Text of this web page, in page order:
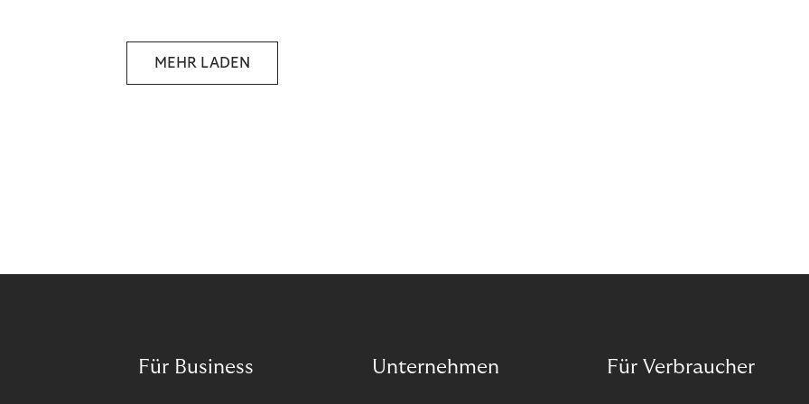
MEHR LADEN
Für Business Unternehmen Für Verbraucher